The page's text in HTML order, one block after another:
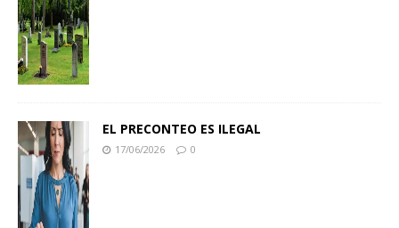
EL PRECONTEO ES ILEGAL
17/06/2026 0